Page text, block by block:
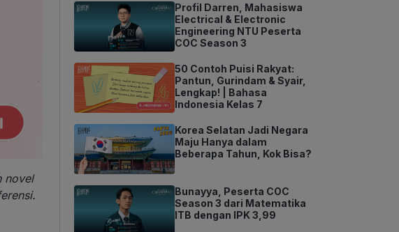
novel
Profil Darren, Mahasiswa
Electrical & Electronic
Engineering NTU Peserta
COC Season 3
50 Contoh Puisi Rakyat:
Pantun, Gurindam & Syair,
Lengkap! | Bahasa
Indonesia Kelas 7
Korea Selatan Jadi Negara
Maju Hanya dalam
Beberapa Tahun, Kok Bisa?
Bunayya, Peserta COC
Season 3 dari Matematika
ITB dengan IPK 3,99